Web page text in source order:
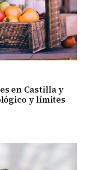
en Castilla y
y límites